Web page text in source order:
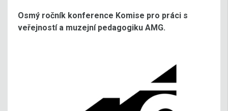
Osmý ročník konference Komise pro práci s
veřejností a muzejní pedagogiku AMG.